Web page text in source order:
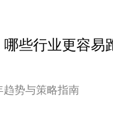
些行业更容易
势与策略指南